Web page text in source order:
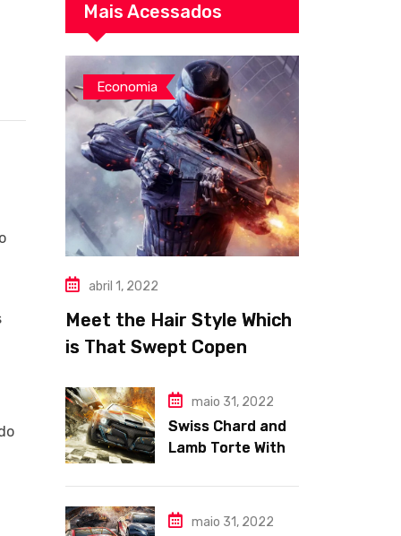
Mais Acessados
Economia
abril 1, 2022
Meet the Hair Style Which
is That Swept Copen
maio 31, 2022
Swiss Chard and
Lamb Torte With
Pomegranate
Relish
maio 31, 2022